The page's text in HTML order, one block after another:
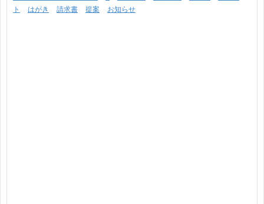
ト
はがき 請求書 提案 お知らせ